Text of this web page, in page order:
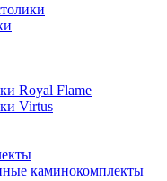
Royal Flame
Virtus
каминокомплекты